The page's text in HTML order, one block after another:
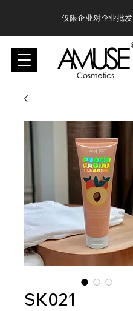
仅限企业对企业批发
SK021